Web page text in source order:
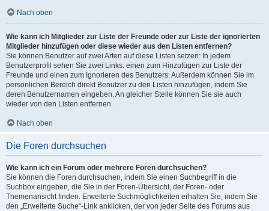
Nach oben
Wie kann ich Mitglieder zur Liste der Freunde oder zur Liste der ignorierten
Mitglieder hinzufügen oder diese wieder aus den Listen entfernen?
Sie können Benutzer auf zwei Arten auf diese Listen setzen: In jedem
Benutzerprofil sehen Sie zwei Links: einen zum Hinzufügen zur Liste der
Freunde und einen zum Ignorieren des Benutzers. Außerdem können Sie im
persönlichen Bereich direkt Benutzer zu den Listen hinzufügen, indem Sie
deren Benutzernamen eingeben. An gleicher Stelle können Sie sie auch
wieder von den Listen entfernen.
Nach oben
Die Foren durchsuchen
Wie kann ich ein Forum oder mehrere Foren durchsuchen?
Sie können die Foren durchsuchen, indem Sie einen Suchbegriff in die
Suchbox eingeben, die Sie in der Foren-Übersicht, der Foren- oder
Themenansicht finden. Erweiterte Suchmöglichkeiten erhalten Sie, indem Sie
den „Erweiterte Suche“-Link anklicken, der von jeder Seite des Forums aus